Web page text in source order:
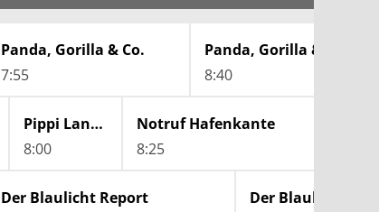
Panda, Gorilla & Co.
7:55
Panda, Gorilla & Co.
8:40
Pippi Langstrumpf
8:00
Notruf Hafenkante
8:25
Der Blaulicht Report
Der Blaulicht